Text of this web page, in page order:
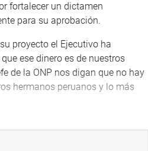
fortalecer un dictamen
para su aprobación.
proyecto el Ejecutivo ha
ese dinero es de nuestros
de la ONP nos digan que no hay
hermanos peruanos y lo más
de Gestión Fiscal de los